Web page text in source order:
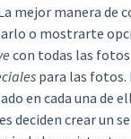
mejor manera de
o mostrarte
con todas las
para las fotos.
en cada una de
deciden crear un